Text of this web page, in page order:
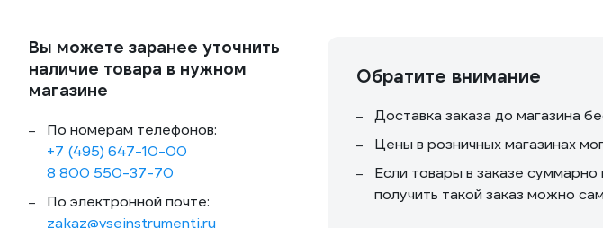
Вы можете заранее уточнить
наличие товара в нужном
магазине
По номерам телефонов:
+7 (495) 647-10-00
8 800 550-37-70
По электронной почте:
zakaz@vseinstrumenti.ru
Обратите внимание
Доставка заказа до магазина
Цены в розничных магазинах
Если товары в заказе
получить такой заказ можно